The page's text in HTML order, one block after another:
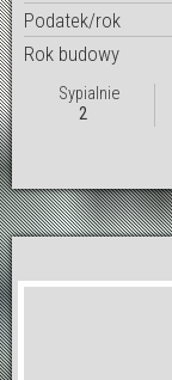
Podatek/rok
Rok budowy
Sypialnie
2